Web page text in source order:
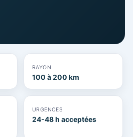
RAYON
100 à 200 km
URGENCES
24-48 h acceptées